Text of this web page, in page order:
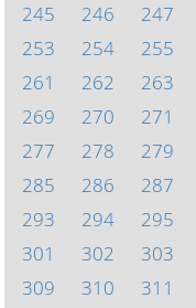
245
246 247
253
254 255
261
262 263
269
270 271
277
278 279
285
286 287
293
294 295
301
302 303
309
310 311